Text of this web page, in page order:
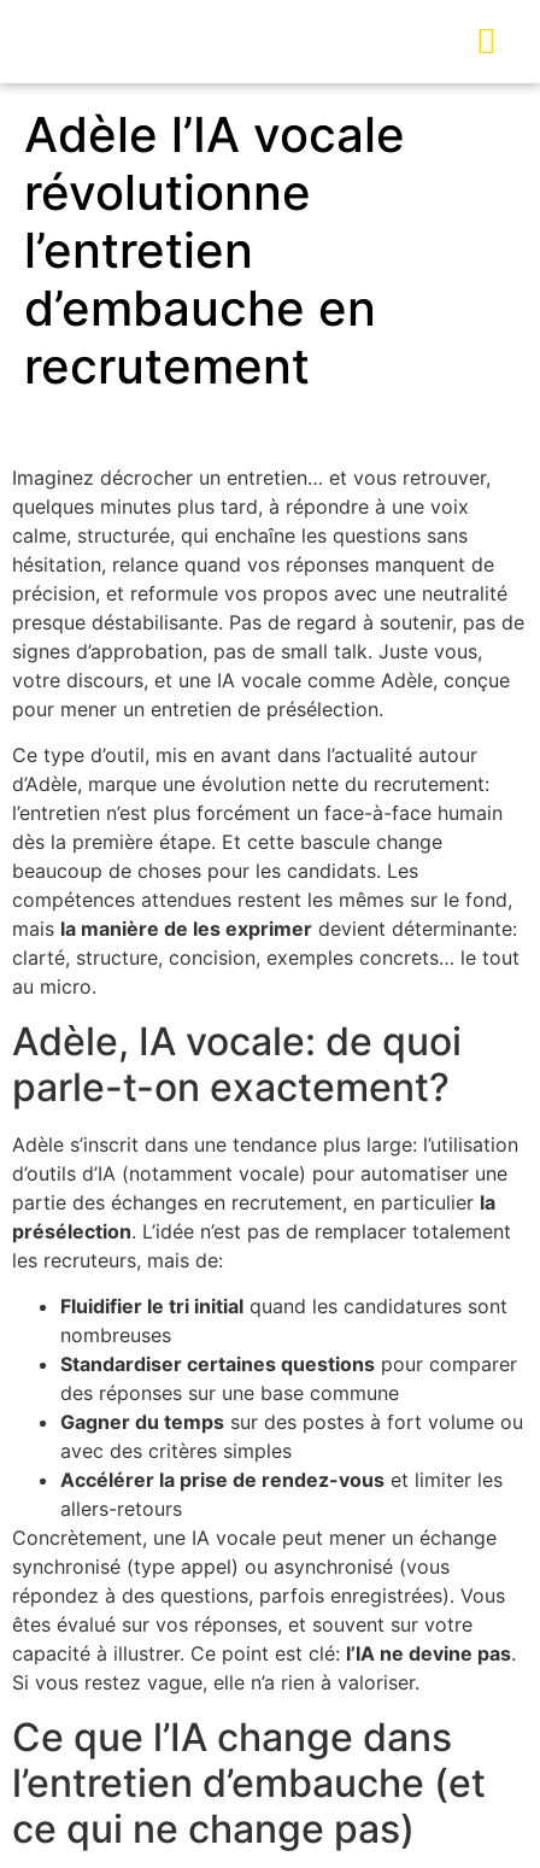
Adèle l’IA vocale
révolutionne
l’entretien
d’embauche en
recrutement
Imaginez décrocher un entretien… et vous retrouver,
quelques minutes plus tard, à répondre à une voix
calme, structurée, qui enchaîne les questions sans
hésitation, relance quand vos réponses manquent de
précision, et reformule vos propos avec une neutralité
presque déstabilisante. Pas de regard à soutenir, pas de
signes d’approbation, pas de small talk. Juste vous,
votre discours, et une IA vocale comme Adèle, conçue
pour mener un entretien de présélection.
Ce type d’outil, mis en avant dans l’actualité autour
d’Adèle, marque une évolution nette du recrutement:
l’entretien n’est plus forcément un face-à-face humain
dès la première étape. Et cette bascule change
beaucoup de choses pour les candidats. Les
compétences attendues restent les mêmes sur le fond,
mais la manière de les exprimer devient déterminante:
clarté, structure, concision, exemples concrets… le tout
au micro.
Adèle, IA vocale: de quoi
parle-t-on exactement?
Adèle s’inscrit dans une tendance plus large: l’utilisation
d’outils d’IA (notamment vocale) pour automatiser une
partie des échanges en recrutement, en particulier la
présélection. L’idée n’est pas de remplacer totalement
les recruteurs, mais de:
Fluidifier le tri initial quand les candidatures sont
nombreuses
Standardiser certaines questions pour comparer
des réponses sur une base commune
Gagner du temps sur des postes à fort volume ou
avec des critères simples
Accélérer la prise de rendez-vous et limiter les
allers-retours
Concrètement, une IA vocale peut mener un échange
synchronisé (type appel) ou asynchronisé (vous
répondez à des questions, parfois enregistrées). Vous
êtes évalué sur vos réponses, et souvent sur votre
capacité à illustrer. Ce point est clé: l’IA ne devine pas.
Si vous restez vague, elle n’a rien à valoriser.
Ce que l’IA change dans
l’entretien d’embauche (et
ce qui ne change pas)